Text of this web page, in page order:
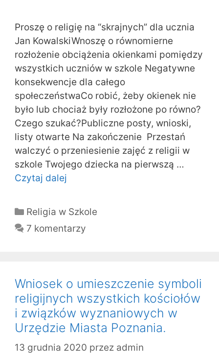
Proszę o religię na “skrajnych” dla ucznia
Jan KowalskiWnoszę o równomierne
rozłożenie obciążenia okienkami pomiędzy
wszystkich uczniów w szkole Negatywne
konsekwencje dla całego
społeczeństwaCo robić, żeby okienek nie
było lub chociaż były rozłożone po równo?
Czego szukać?Publiczne posty, wnioski,
listy otwarte Na zakończenie Przestań
walczyć o przeniesienie zajęć z religii w
szkole Twojego dziecka na pierwszą …
Czytaj dalej
Kategorie
Religia w Szkole
7 komentarzy
Wniosek o umieszczenie symboli
religijnych wszystkich kościołów
i związków wyznaniowych w
Urzędzie Miasta Poznania.
13 grudnia 2020 przez admin